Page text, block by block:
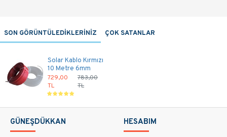
SON GÖRÜNTÜLEDİKLERİNİZ ÇOK SATANLAR
Solar Kablo Kırmızı
10 Metre 6mm
729,00
TL
783,00
TL
GÜNEŞDÜKKAN HESABIM